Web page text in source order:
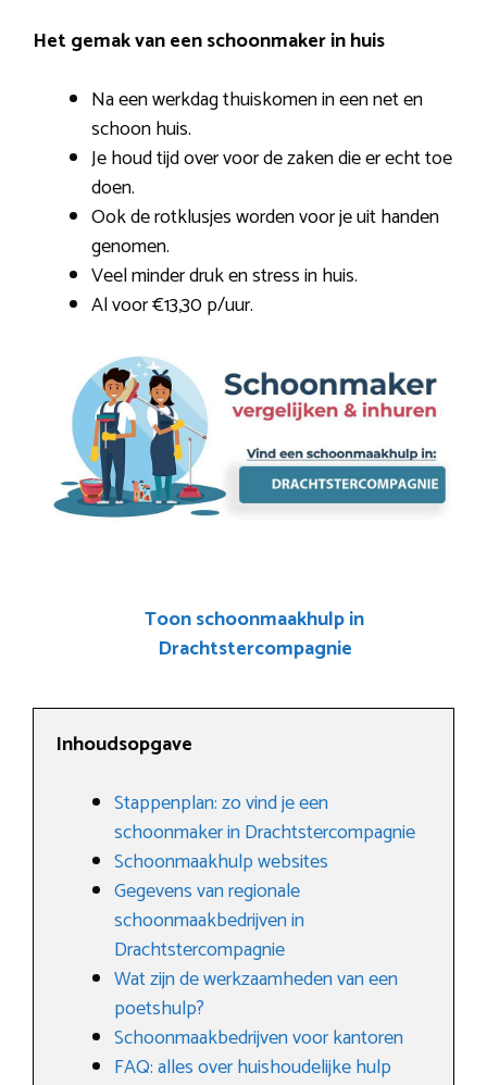
Het gemak van een schoonmaker in huis
Na een werkdag thuiskomen in een net en
schoon huis.
Je houd tijd over voor de zaken die er echt toe
doen.
Ook de rotklusjes worden voor je uit handen
genomen.
Veel minder druk en stress in huis.
Al voor €13,30 p/uur.
Toon schoonmaakhulp in
Drachtstercompagnie
Inhoudsopgave
Stappenplan: zo vind je een
schoonmaker in Drachtstercompagnie
Schoonmaakhulp websites
Gegevens van regionale
schoonmaakbedrijven in
Drachtstercompagnie
Wat zijn de werkzaamheden van een
poetshulp?
Schoonmaakbedrijven voor kantoren
FAQ: alles over huishoudelijke hulp